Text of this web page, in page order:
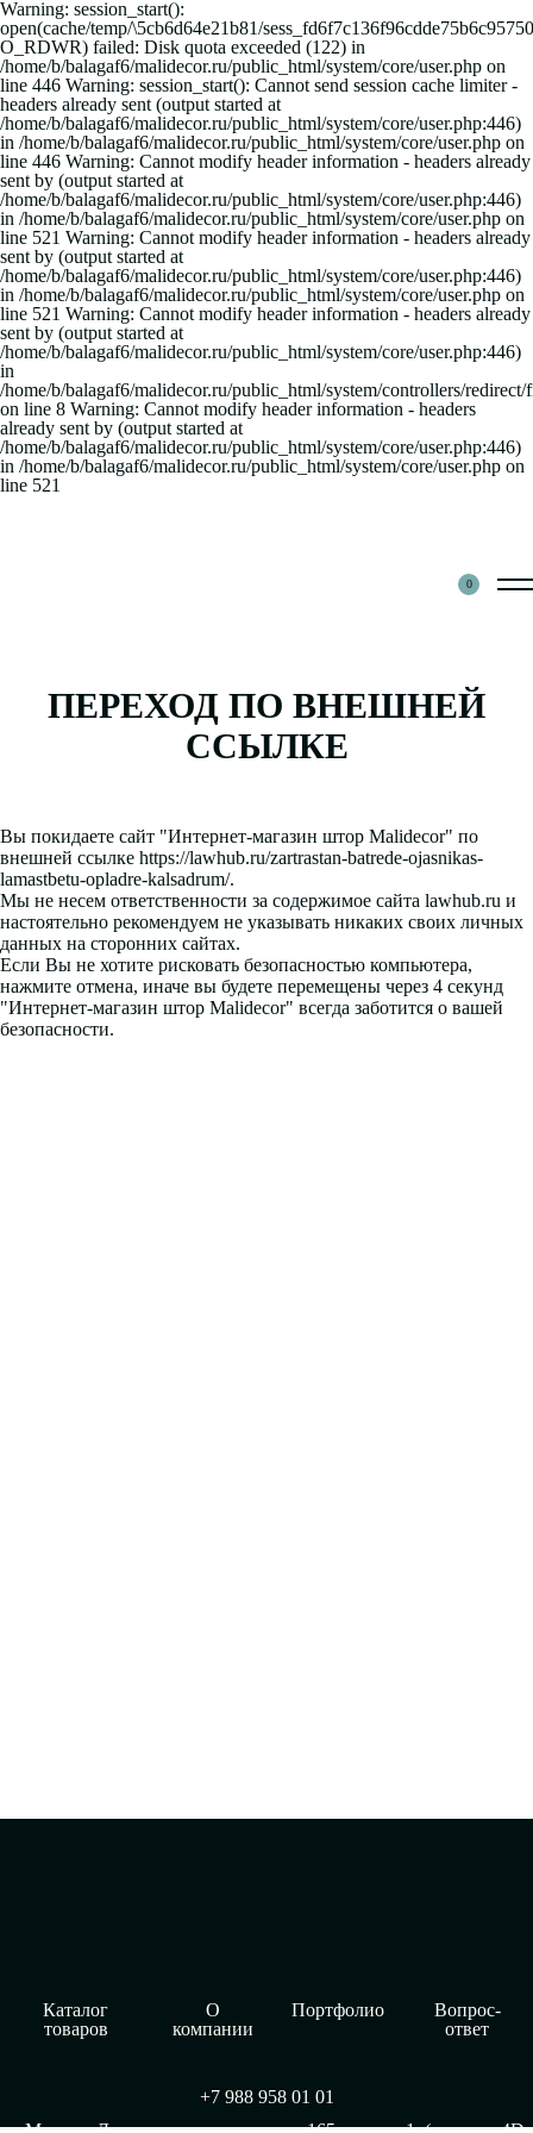
Warning: session_start():
open(cache/temp/\5cb6d64e21b81/
O_RDWR) failed: Disk quota exceeded (122) in
/home/b/balagaf6/malidecor.ru/public_html/system/core/user.php on
line 446 Warning: session_start(): Cannot send session cache limiter -
headers already sent (output started at
/home/b/balagaf6/malidecor.ru/public_html/system/core/user.php:446)
in /home/b/balagaf6/malidecor.ru/public_html/system/core/user.php on
line 446 Warning: Cannot modify header information - headers already
sent by (output started at
/home/b/balagaf6/malidecor.ru/public_html/system/core/user.php:446)
in /home/b/balagaf6/malidecor.ru/public_html/system/core/user.php on
line 521 Warning: Cannot modify header information - headers already
sent by (output started at
/home/b/balagaf6/malidecor.ru/public_html/system/core/user.php:446)
in /home/b/balagaf6/malidecor.ru/public_html/system/core/user.php on
line 521 Warning: Cannot modify header information - headers already
sent by (output started at
/home/b/balagaf6/malidecor.ru/public_html/system/core/user.php:446)
in
/home/b/balagaf6/malidecor.ru/public_html/system/controllers/redirect/
on line 8 Warning: Cannot modify header information - headers
already sent by (output started at
/home/b/balagaf6/malidecor.ru/public_html/system/core/user.php:446)
in /home/b/balagaf6/malidecor.ru/public_html/system/core/user.php on
line 521
0
ПЕРЕХОД ПО ВНЕШНЕЙ
ССЫЛКЕ
Вы покидаете сайт "Интернет-магазин штор Malidecor" по
внешней ссылке https://lawhub.ru/zartrastan-batrede-ojasnikas-
lamastbetu-opladre-kalsadrum/.
Мы не несем ответственности за содержимое сайта lawhub.ru и
настоятельно рекомендуем не указывать никаких своих личных
данных на сторонних сайтах.
Если Вы не хотите рисковать безопасностью компьютера,
нажмите отмена, иначе вы будете перемещены через 4 секунд
"Интернет-магазин штор Malidecor" всегда заботится о вашей
безопасности.
Каталог
товаров
О
компании
Портфолио
Вопрос-
ответ
+7 988 958 01 01